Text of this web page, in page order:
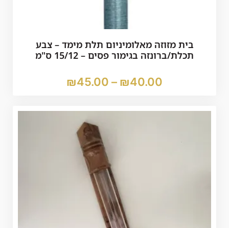
בית מזוזה מאלומיניום תלת מימד – צבע
תכלת/ברונזה בגימור פסים – 15/12 ס"מ
₪40.00
–
₪45.00